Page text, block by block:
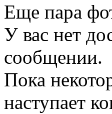
Еще пара
У вас нет
сообщении.
Пока
наступает